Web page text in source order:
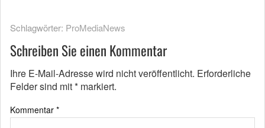
Schlagwörter: ProMediaNews
Schreiben Sie einen Kommentar
Ihre E-Mail-Adresse wird nicht veröffentlicht. Erforderliche
Felder sind mit* markiert.
Kommentar *